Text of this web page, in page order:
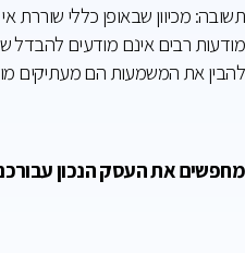
תשובה: מכיוון שבאופן כללי
מודעות רבים אינם מודעים להבדל
להבין את המשמעות הם מעתיקים
מחפשים את העסק הנכון